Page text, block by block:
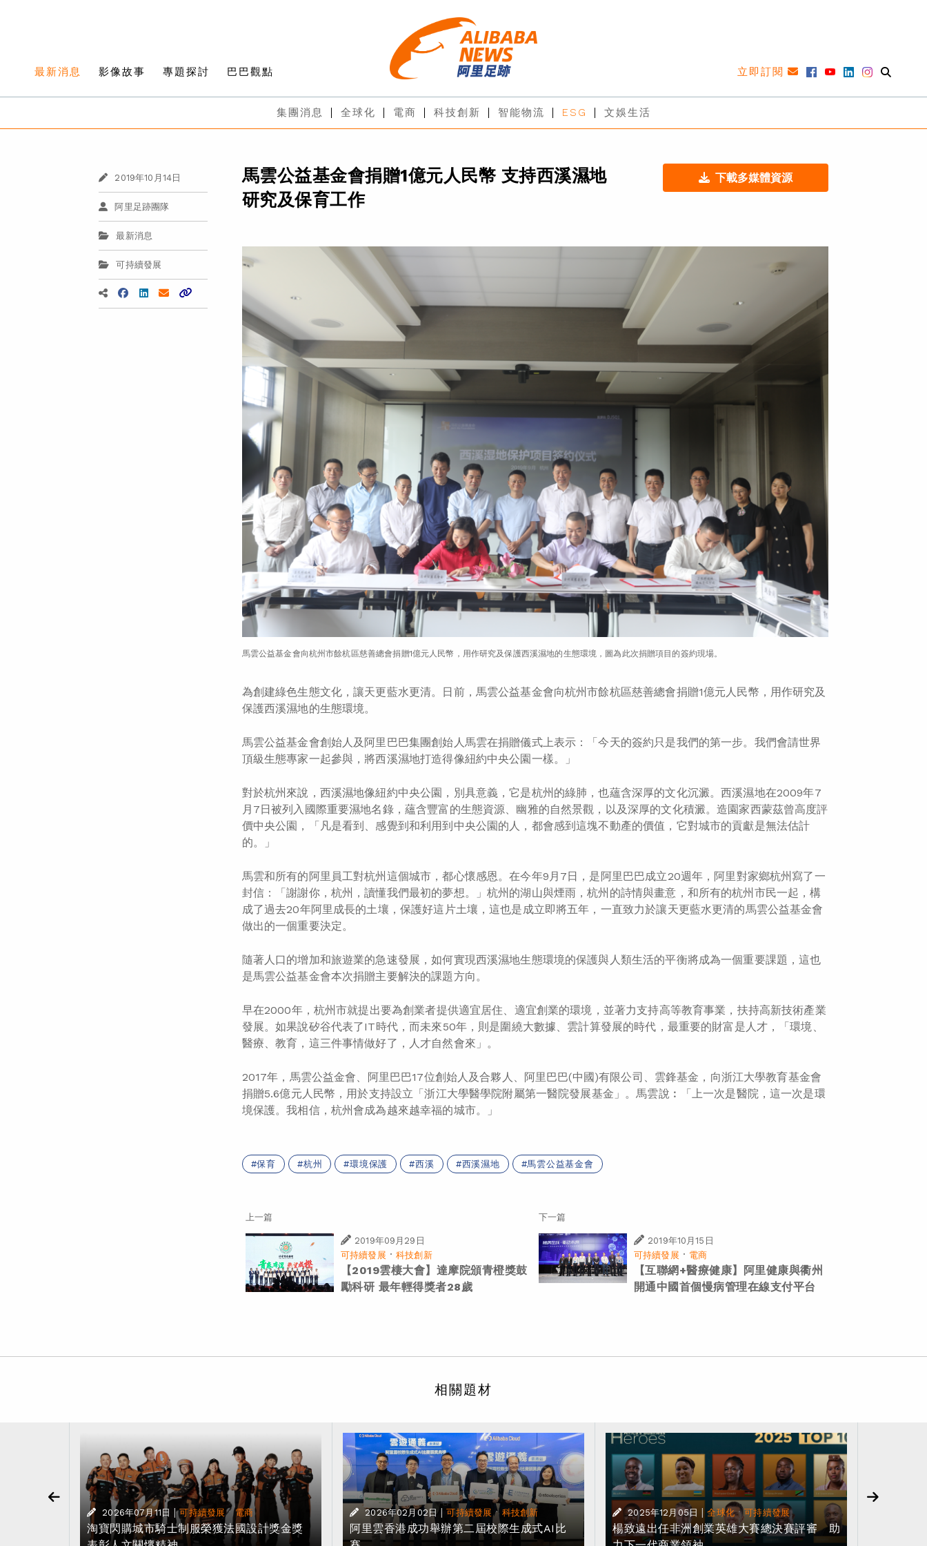
最新消息 影像故事 專題探討 巴巴觀點 立即訂閱
集團消息 全球化 電商 科技創新 智能物流 ESG 文娛生活
2019年10月14日
阿里足跡團隊
最新消息
可持續發展
馬雲公益基金會捐贈1億元人民幣 支持西溪濕地
研究及保育工作
下載多媒體資源
馬雲公益基金會向杭州市餘杭區慈善總會捐贈1億元人民幣，用作研究及保護西溪濕地的生態環境，圖為此次捐贈項目的簽約現場。
為創建綠色生態文化，讓天更藍水更清。日前，馬雲公益基金會向杭州市餘杭區慈善總會捐贈1億元人民幣，用作研究及
保護西溪濕地的生態環境。
馬雲公益基金會創始人及阿里巴巴集團創始人馬雲在捐贈儀式上表示：「今天的簽約只是我們的第一步。我們會請世界
頂級生態專家一起參與，將西溪濕地打造得像紐約中央公園一樣。」
對於杭州來說，西溪濕地像紐約中央公園，別具意義，它是杭州的綠肺，也蘊含深厚的文化沉澱。西溪濕地在2009年7
月7日被列入國際重要濕地名錄，蘊含豐富的生態資源、幽雅的自然景觀，以及深厚的文化積澱。造園家西蒙茲曾高度評
價中央公園，「凡是看到、感覺到和利用到中央公園的人，都會感到這塊不動產的價值，它對城市的貢獻是無法估計
的。」
馬雲和所有的阿里員工對杭州這個城市，都心懷感恩。在今年9月7日，是阿里巴巴成立20週年，阿里對家鄉杭州寫了一
封信：「謝謝你，杭州，讀懂我們最初的夢想。」杭州的湖山與煙雨，杭州的詩情與畫意，和所有的杭州市民一起，構
成了過去20年阿里成長的土壤，保護好這片土壤，這也是成立即將五年，一直致力於讓天更藍水更清的馬雲公益基金會
做出的一個重要決定。
隨著人口的增加和旅遊業的急速發展，如何實現西溪濕地生態環境的保護與人類生活的平衡將成為一個重要課題，這也
是馬雲公益基金會本次捐贈主要解決的課題方向。
早在2000年，杭州市就提出要為創業者提供適宜居住、適宜創業的環境，並著力支持高等教育事業，扶持高新技術產業
發展。如果說矽谷代表了IT時代，而未來50年，則是圍繞大數據、雲計算發展的時代，最重要的財富是人才，「環境、
醫療、教育，這三件事情做好了，人才自然會來」。
2017年，馬雲公益金會、阿里巴巴17位創始人及合夥人、阿里巴巴(中國)有限公司、雲鋒基金，向浙江大學教育基金會
捐贈5.6億元人民幣，用於支持設立「浙江大學醫學院附屬第一醫院發展基金」。馬雲說︰「上一次是醫院，這一次是環
境保護。我相信，杭州會成為越來越幸福的城市。」
保育 杭州 環境保護 西溪 西溪濕地 馬雲公益基金會
上一篇
2019年09月29日
可持續發展 ·科技創新
【2019雲棲大會】達摩院頒青橙獎鼓
勵科研 最年輕得獎者28歲
下一篇
2019年10月15日
可持續發展 · 電商
【互聯網+醫療健康】阿里健康與衢州
開通中國首個慢病管理在線支付平台
相關題材
2026年07月11日 | 可持續發展·電商
淘寶閃購城市騎士制服榮獲法國設計獎金獎
2026年02月02日 | 可持續發展 · 科技創新
阿里雲香港成功舉辦第二屆校際生成式AI比
2025年12月05日 | 全球化·可持續發展
楊致遠出任非洲創業英雄大賽總決賽評審 助